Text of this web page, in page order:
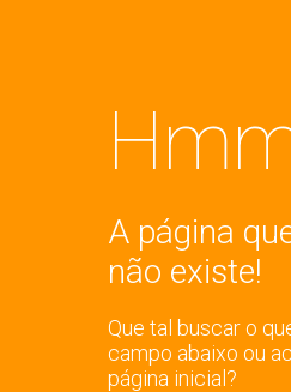
A página
não existe!
Que tal buscar o
campo abaixo ou
página inicial?